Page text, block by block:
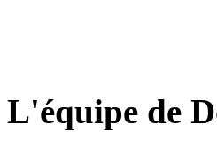
L'équipe de